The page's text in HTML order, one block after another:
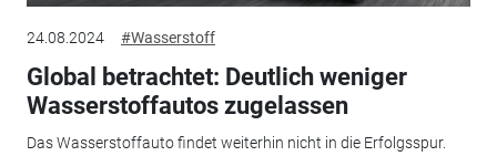
24.08.2024 #Wasserstoff
Global betrachtet: Deutlich weniger
Wasserstoffautos zugelassen
Das Wasserstoffauto findet weiterhin nicht in die Erfolgsspur.